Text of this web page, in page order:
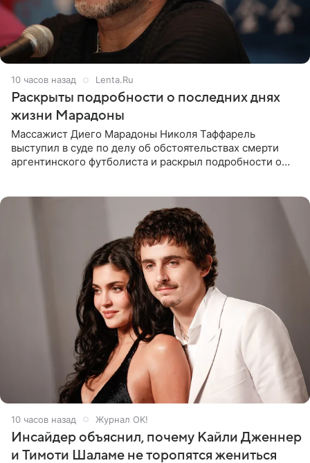
10 часов назад Lenta.Ru
Раскрыты подробности о последних днях
жизни Марадоны
Массажист Диего Марадоны Николя Таффарель
выступил в суде по делу об обстоятельствах смерти
аргентинского футболиста и раскрыл подробности о
10 часов назад Журнал OK!
Инсайдер объяснил, почему Кайли Дженнер
и Тимоти Шаламе не торопятся жениться